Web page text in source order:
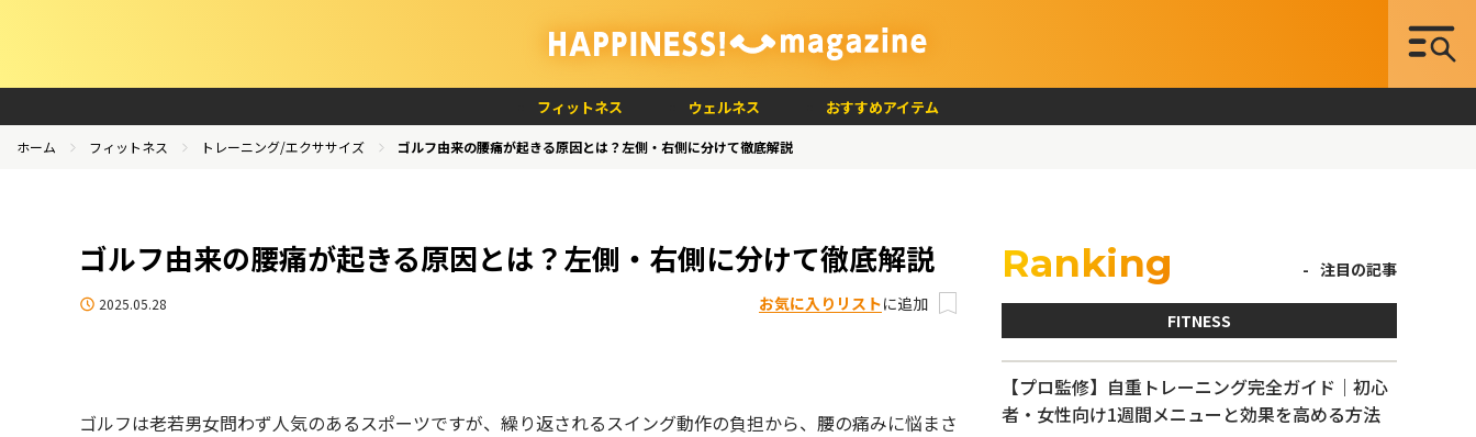
フィットネス ウェルネス おすすめアイテム
ホーム フィットネス トレーニング/エクササイズ ゴルフ由来の腰痛が起きる原因とは？左側・右側に分けて徹底解説
ゴルフ由来の腰痛が起きる原因とは？左側・右側に分けて徹底解説
2025.05.28 お気に入りリストに追加
ゴルフは老若男女問わず人気のあるスポーツですが、繰り返されるスイング動作の負担から、腰の痛みに悩まさ
Ranking 注目の記事
FITNESS
【プロ監修】自重トレーニング完全ガイド｜初心
者・女性向け1週間メニューと効果を高める方法